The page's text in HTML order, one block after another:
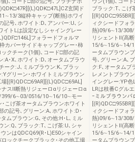
玄関ド
3縦枠キャップ(断熱)ホワイ
記号､ホワイト:D､アンバー:U､シ
イトLは設定なしシャイングレー
フォラードフォルマ
バーサイドキャップグレー･柿
クチーク(1個)､コード□部の記
:A･X､ホワイト:D､オータムブラウ
ーク:J､ミルブラウン:K､ブラッ
グリーン･ホワイトミルブラウン
[(R)QDC□69AR][(L)QDC□69AL]
スⅡ断熱リジェーロαリジェーロα
6∼03/0516/10∼16/10∼モー
こげ茶オータムブラウンホワイト
の記号､グリーン:A､ホワイト:D･
ムブラウン:G､その他:H･L､ミル
ン:Q､ブラック:T､こげ茶:U､シャ
ンはQDCQ69(R･L)E50シャイン
ックチークブラック･その他工場
ブラック:T､こげ
ィクシードフォ
熱)09/6∼13/
リシェントⅡ(高
15/6∼15/6∼14/
ータムブラウン
号､グリーン:A､
ク:F､オータムブ
レメントブラウ
イングレー:YP色
LRは枝番Cグル
ｰミルブラウンバ
ィクシードフォ
熱)09/6∼13/
リシェントⅡ(高
15/6∼15/6∼14/
ータムブラウン